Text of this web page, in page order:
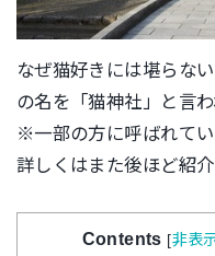
なぜ猫好きには堪らな
の名を「猫神社」と言
※一部の方に呼ばれてい
詳しくはまた後ほど紹
Contents [非表